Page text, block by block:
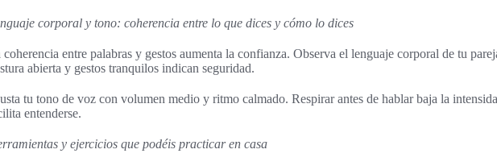
corporal y tono: coherencia entre lo que dices y cómo lo dices
coherencia entre palabras y gestos aumenta la confianza. Observa el lenguaje corporal de tu
abierta y gestos tranquilos indican seguridad.
tu tono de voz con volumen medio y ritmo calmado. Respirar antes de hablar baja la
entenderse.
y ejercicios que podéis practicar en casa